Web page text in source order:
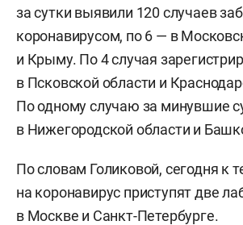
за сутки выявили 120 случаев
коронавирусом, по 6 — в
и Крыму. По 4 случая
в Псковской области и
По одному случаю за минувшие
в Нижегородской области и
По словам Голиковой, сегодня к
на коронавирус приступят две
в Москве и Санкт-Петербурге.